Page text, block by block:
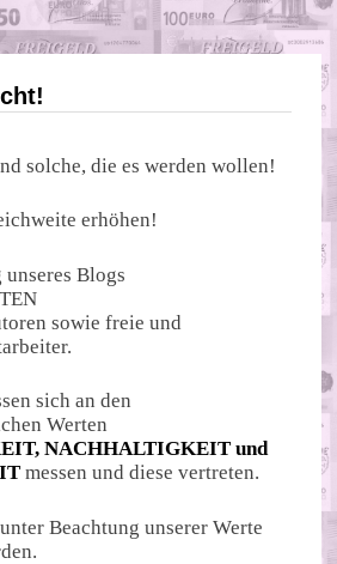
solche, die es werden wollen!
erhöhen!
Blogs
sowie freie und
sich an den
Werten
NACHHALTIGKEIT und
messen und diese vertreten.
Beachtung unserer Werte